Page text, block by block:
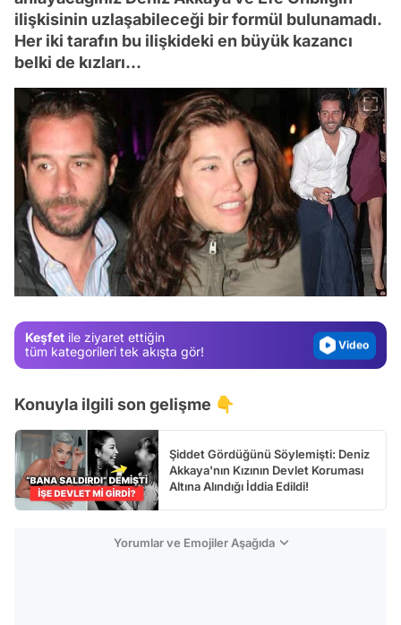
ilişkisinin uzlaşabileceği bir formül bulunamadı.
Her iki tarafın bu ilişkideki en büyük kazancı
belki de kızları...
Keşfet ile ziyaret ettiğin
tüm kategorileri tek akışta gör!
Video
Test
Gündem
Video
Konuyla ilgili son gelişme 👇
Şiddet Gördüğünü Söylemişti: Deniz
Akkaya'nın Kızının Devlet Koruması
Altına Alındığı İddia Edildi!
Yorumlar ve Emojiler Aşağıda